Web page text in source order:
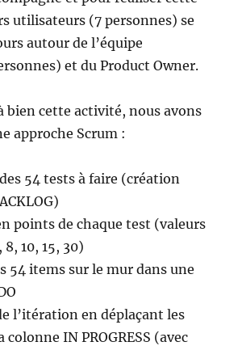
utilisateurs (7 personnes) se
autour de l’équipe
et du Product Owner.
bien cette activité, nous avons
approche Scrum :
54 tests à faire (création
points de chaque test (valeurs
10, 15, 30)
54 items sur le mur dans une
l’itération en déplaçant les
colonne IN PROGRESS (avec